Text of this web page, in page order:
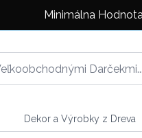
Minimálna
Dekor a Výrobky z Dreva